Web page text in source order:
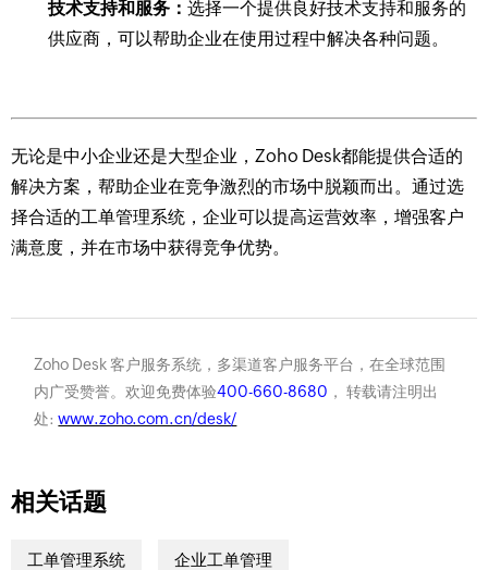
技术支持和服务： 选择一个提供良好技术支持和服务的
供应商，可以帮助企业在使用过程中解决各种问题。
无论是中小企业还是大型企业，Zoho Desk都能提供合适的
解决方案，帮助企业在竞争激烈的市场中脱颖而出。通过选
择合适的工单管理系统，企业可以提高运营效率，增强客户
满意度，并在市场中获得竞争优势。
Zoho Desk 客户服务系统，多渠道客户服务平台，在全球范围
内广受赞誉。欢迎免费体验400-660-8680 ， 转载请注明出
处:www.zoho.com.cn/desk/
相关话题
工单管理系统 企业工单管理